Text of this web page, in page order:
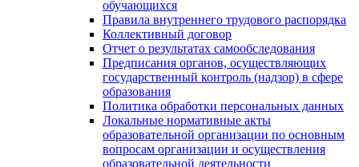
обучающихся
Правила внутреннего трудового распорядка
Коллективный договор
Отчет о результатах самообследования
Предписания органов, осуществляющих
государственный контроль (надзор) в сфере
образования
Политика обработки персональных данных
Локальные нормативные акты
образовательной организации по основным
вопросам организации и осуществления
образовательной деятельности